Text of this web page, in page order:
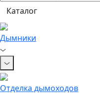
Каталог
Дымники
Отделка дымоходов